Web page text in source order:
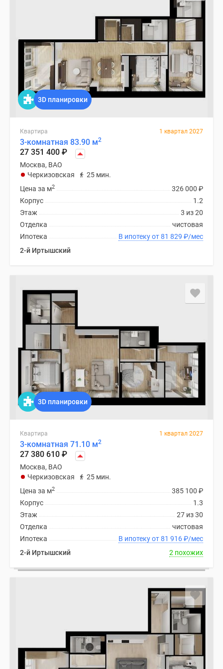
3D планировки
Квартира 1 квартал 2027
3-комнатная 83.90 м2
27 351 400 ₽
Москва, ВАО
Черкизовская
25 мин.
326 000 ₽
Цена за м2
1.2
Корпус
3 из 20
Этаж
чистовая
Отделка
В ипотеку от 81 829 ₽/мес
Ипотека
2-й Иртышский
3D планировки
Квартира 1 квартал 2027
3-комнатная 71.10 м2
27 380 610 ₽
Москва, ВАО
Черкизовская
25 мин.
385 100 ₽
Цена за м2
1.3
Корпус
27 из 30
Этаж
чистовая
Отделка
В ипотеку от 81 916₽/мес
Ипотека
2-й Иртышский
2 похожих